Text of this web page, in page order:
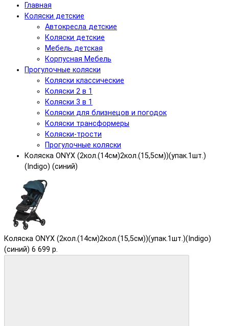
Главная
Коляски детские
Автокресла детские
Коляски детские
Мебель детская
Корпусная Мебель
Прогулочные коляски
Коляски классические
Коляски 2 в 1
Коляски 3 в 1
Коляски для близнецов и погодок
Коляски трансформеры
Коляски-трости
Прогулочные коляски
Коляска ONYX (2кол.(14см)2кол.(15,5см))(упак.1шт.)
(Indigo) (синий)
Коляска ONYX (2кол.(14см)2кол.(15,5см))(упак.1шт.)(Indigo)
(синий) 6 699 р.